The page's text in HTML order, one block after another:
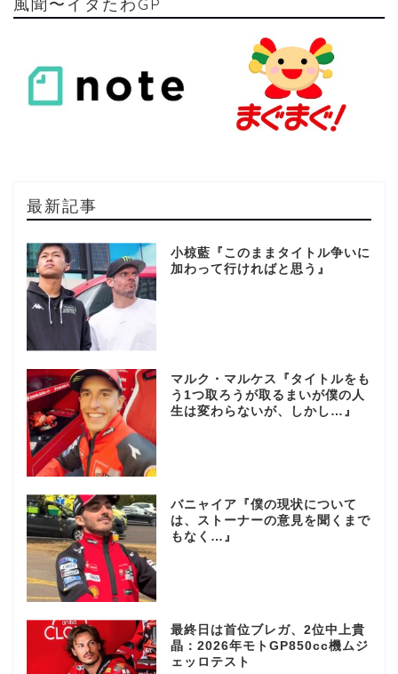
風聞〜イタたわGP
最新記事
小椋藍『このままタイトル争いに
加わって行ければと思う』
マルク・マルケス『タイトルをも
う1つ取ろうが取るまいが僕の人
生は変わらないが、しかし…』
バニャイア『僕の現状について
は、ストーナーの意見を聞くまで
もなく…』
最終日は首位ブレガ、2位中上貴
晶：2026年モトGP850cc機ムジ
ェッロテスト